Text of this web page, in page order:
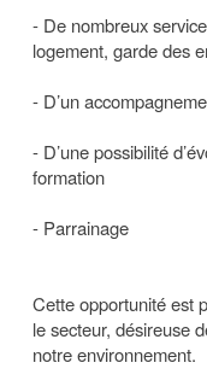
- De nombreux
logement, garde des
- D’un
- D’une possibilité
formation
- Parrainage
Cette opportunité est
le secteur, désireuse
notre environnement.